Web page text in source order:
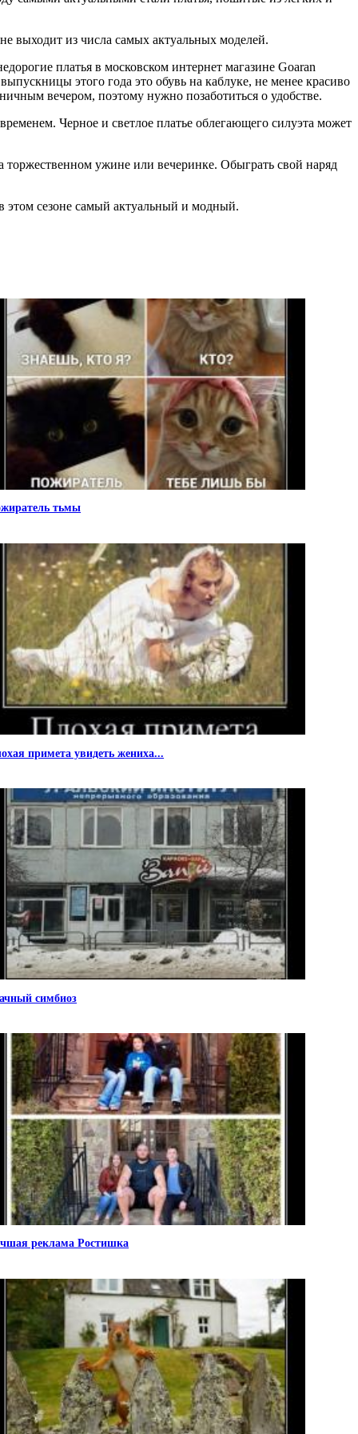
выходит из числа самых актуальных моделей.
платья в московском интернет магазине Goaran
этого года это обувь на каблуке, не менее красиво
вечером, поэтому нужно позаботиться о удобстве.
Черное и светлое платье облегающего силуэта может
ужине или вечеринке. Обыграть свой наряд
этом сезоне самый актуальный и модный.
тьмы
примета увидеть жениха...
симбиоз
реклама Ростишка